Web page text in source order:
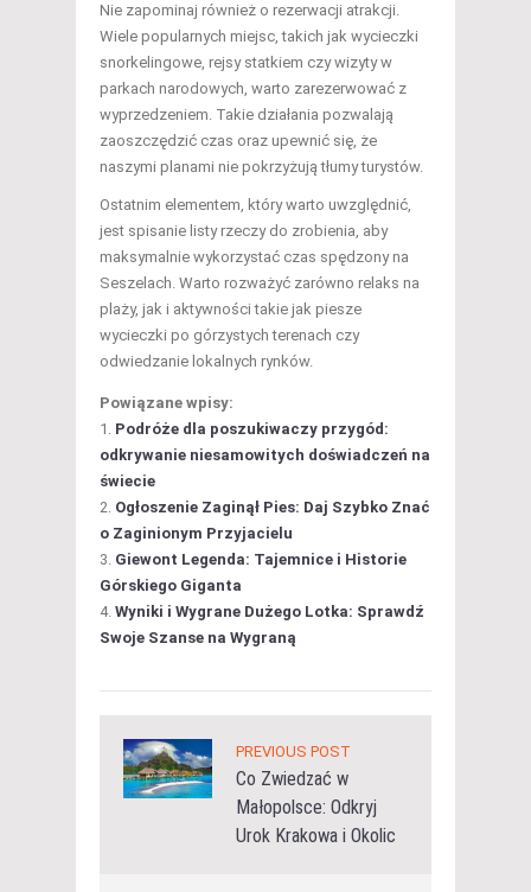
Nie zapominaj również o rezerwacji atrakcji.
Wiele popularnych miejsc, takich jak wycieczki
snorkelingowe, rejsy statkiem czy wizyty w
parkach narodowych, warto zarezerwować z
wyprzedzeniem. Takie działania pozwalają
zaoszczędzić czas oraz upewnić się, że
naszymi planami nie pokrzyżują tłumy turystów.
Ostatnim elementem, który warto uwzględnić,
jest spisanie listy rzeczy do zrobienia, aby
maksymalnie wykorzystać czas spędzony na
Seszelach. Warto rozważyć zarówno relaks na
plaży, jak i aktywności takie jak piesze
wycieczki po górzystych terenach czy
odwiedzanie lokalnych rynków.
Powiązane wpisy:
Podróże dla poszukiwaczy przygód:
odkrywanie niesamowitych doświadczeń na
świecie
Ogłoszenie Zaginął Pies: Daj Szybko Znać
o Zaginionym Przyjacielu
Giewont Legenda: Tajemnice i Historie
Górskiego Giganta
Wyniki i Wygrane Dużego Lotka: Sprawdź
Swoje Szanse na Wygraną
PREVIOUS POST
Co Zwiedzać w
Małopolsce: Odkryj
Urok Krakowa i Okolic